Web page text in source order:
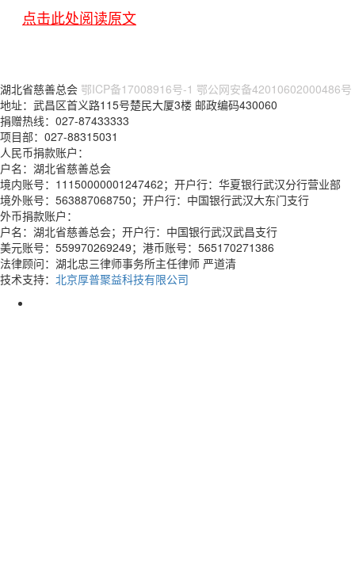
点击此处阅读原文
湖北省慈善总会 鄂ICP备17008916号-1 鄂公网安备42010602000486号
地址：武昌区首义路115号楚民大厦3楼 邮政编码430060
捐赠热线：027-87433333
项目部：027-88315031
人民币捐款账户：
户名：湖北省慈善总会
境内账号：11150000001247462；开户行：华夏银行武汉分行营业部
境外账号：563887068750；开户行：中国银行武汉大东门支行
外币捐款账户：
户名：湖北省慈善总会；开户行：中国银行武汉武昌支行
美元账号：559970269249；港币账号：565170271386
法律顾问：湖北忠三律师事务所主任律师 严道清
技术支持： 北京厚普聚益科技有限公司